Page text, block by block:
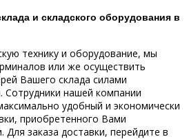
и складского оборудования в
технику и оборудование, мы
или же осуществить
Вашего склада силами
Сотрудники нашей компании
удобный и экономически
приобретенного Вами
Для заказа доставки, перейдите в